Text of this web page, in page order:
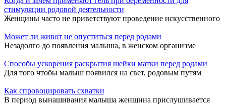
стимуляции родовой деятельности
Женщины часто не приветствуют проведение искусственного
Может ли живот не опуститься перед родами
Незадолго до появления малыша, в женском организме
Способы ускорения раскрытия шейки матки перед родами
Для того чтобы малыш появился на свет, родовым путям
Как спровоцировать схватки
В период вынашивания малыша женщина прислушивается